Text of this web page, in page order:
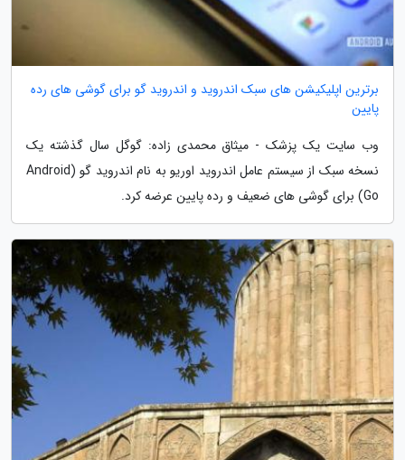
برترین اپلیکیشن های سبک اندروید و اندروید گو برای گوشی های رده
پایین
وب سایت یک پزشک - میثاق محمدی زاده: گوگل سال گذشته یک
نسخه سبک از سیستم عامل اندروید اوریو به نام اندروید گو (Android
Go) برای گوشی های ضعیف و رده پایین عرضه کرد.